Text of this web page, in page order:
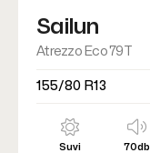
Sailun
Atrezzo Eco 79T
155/80 R13
Suvi 70db